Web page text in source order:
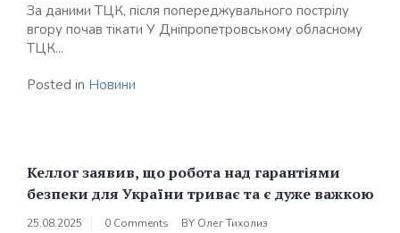
За даними ТЦК, після попереджувального пострілу
вгору почав тікати У Дніпропетровському обласному
ТЦК...
Posted in Новини
Келлог заявив, що робота над гарантіями
безпеки для України триває та є дуже важкою
25.08.2025 0 Comments BY Олег Тихолиз